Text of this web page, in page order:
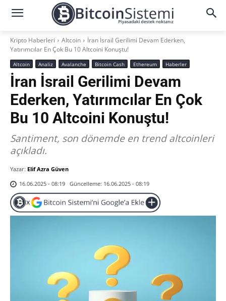
Kripto Haberleri Altcoin
İran İsrail Gerilimi Devam Ederken,
Yatırımcılar En Çok Bu 10 Altcoini Konuştu!
Altcoin Analiz Avalanche Bitcoin Cash Ethereum Haberler
İran İsrail Gerilimi Devam
Ederken, Yatırımcılar En Çok
Bu 10 Altcoini Konuştu!
Santiment, son dönemde en trend altcoinleri
açıkladı.
Yazar: Elif Azra Güven
16.06.2025 - 08:19 Güncelleme: 16.06.2025 - 08:19